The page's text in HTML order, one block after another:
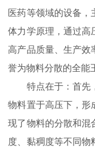
医药等领域的设备，
体力学原理，通过高
高产品质量、生产效
誉为物料分散的全能
特点在于：首先，
物料置于高压下，形
现了物料的分散和混
度、黏稠度等不同物